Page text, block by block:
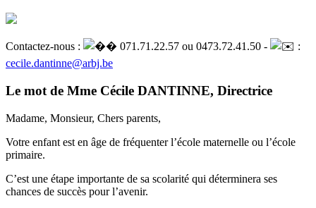
Contactez-nous : 071.71.22.57 ou 0473.72.41.50 -
:
cecile.dantinne@arbj.be
Le mot de Mme Cécile DANTINNE, Directrice
Madame, Monsieur, Chers parents,
Votre enfant est en âge de fréquenter l’école maternelle ou l’école
primaire.
C’est une étape importante de sa scolarité qui déterminera ses
chances de succès pour l’avenir.